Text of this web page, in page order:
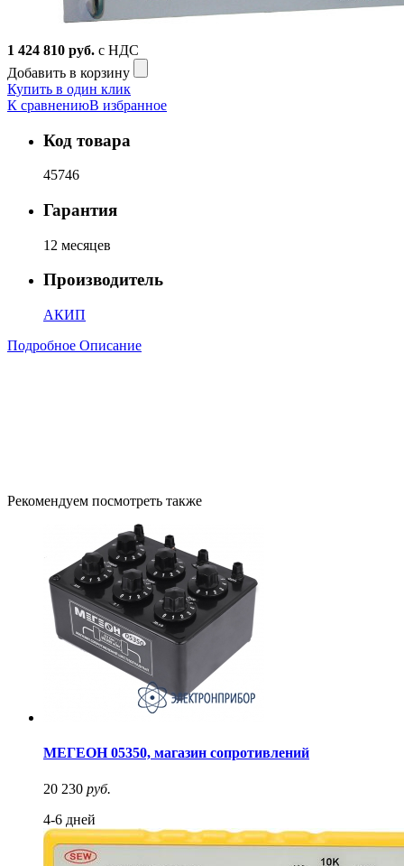
1 424 810 руб. с НДС
Добавить в корзину
Купить в один клик
К сравнениюВ избранное
Код товара
45746
Гарантия
12 месяцев
Производитель
АКИП
Подробное Описание
Рекомендуем посмотреть также
МЕГЕОН 05350, магазин сопротивлений
20 230 руб.
4-6 дней